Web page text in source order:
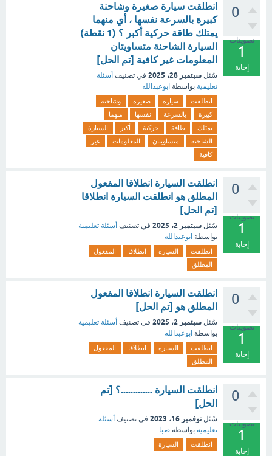
0
تصويتات
1
إجابة
انطلقت سيارة صغيرة وشاحنة
كبيرة بالسرعة نفسها ، أي منهما
يمتلك طاقة حركية أكبر ؟ (1 نقطة)
السيارة الشاحنة متساويتان
المعلومات غير كافية [تم الحل]
سُئل سبتمبر 28، 2025 في تصنيف أسئلة
تعليمية بواسطة ابوعبدالله
انطلقت سيارة صغيرة
وشاحنة
كبيرة
بالسرعة نفسها
منهما
يمتلك
طاقة حركية أكبر
السيارة
الشاحنة
متساويتان المعلومات
غير
كافية
0
تصويتات
1
إجابة
انطلقت السيارة انطلاقا المفعول
المطلق هو انطلقت السيارة انطلاقا
[تم الحل]
سُئل سبتمبر 2، 2025 في تصنيف أسئلة تعليمية
بواسطة ابوعبدالله
انطلقت السيارة انطلاقا
المفعول
المطلق
0
تصويتات
1
إجابة
انطلقت السيارة انطلاقا المفعول
المطلق هو [تم الحل]
سُئل سبتمبر 2، 2025 في تصنيف أسئلة تعليمية
بواسطة ابوعبدالله
انطلقت السيارة انطلاقا
المفعول
المطلق
0
تصويتات
1
إجابة
انطلقت السيارة .............؟ [تم
الحل]
سُئل نوفمبر 16، 2023 في تصنيف أسئلة
تعليمية بواسطة صبا
انطلقت السيارة